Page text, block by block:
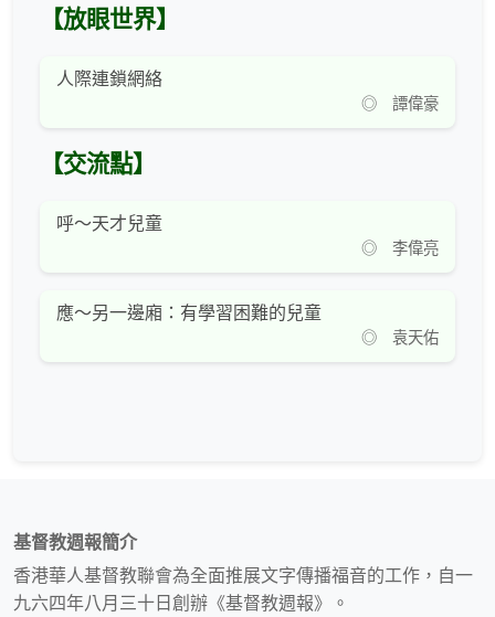
【放眼世界】
人際連鎖網絡
◎ 譚偉豪
【交流點】
呼～天才兒童
◎ 李偉亮
應～另一邊廂：有學習困難的兒童
◎ 袁天佑
基督教週報簡介
香港華人基督教聯會為全面推展文字傳播福音的工作，自一
九六四年八月三十日創辦《基督教週報》。